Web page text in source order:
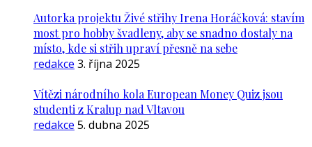
Autorka projektu Živé střihy Irena Horáčková: stavím
most pro hobby švadleny, aby se snadno dostaly na
místo, kde si střih upraví přesně na sebe
redakce 3. října 2025
Vítězi národního kola European Money Quiz jsou
studenti z Kralup nad Vltavou
redakce 5. dubna 2025